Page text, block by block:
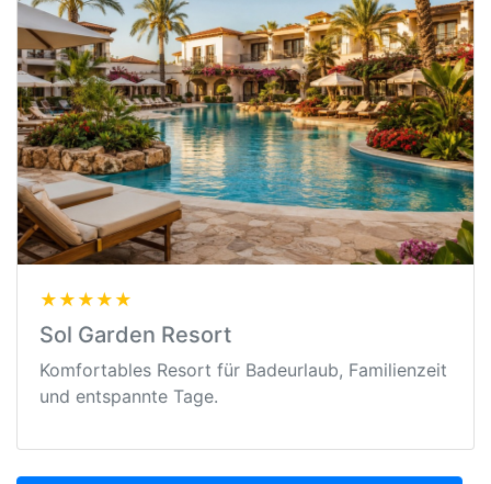
★★★★★
Sol Garden Resort
Komfortables Resort für Badeurlaub, Familienzeit
und entspannte Tage.